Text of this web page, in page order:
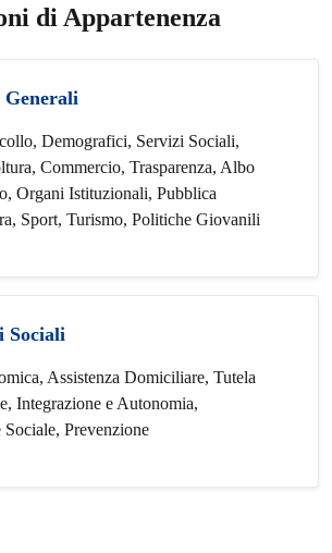
di Appartenenza
Demografici, Servizi Sociali,
Commercio, Trasparenza, Albo
Organi Istituzionali, Pubblica
Sport, Turismo, Politiche Giovanili
Sociali
Assistenza Domiciliare, Tutela
Integrazione e Autonomia,
Prevenzione